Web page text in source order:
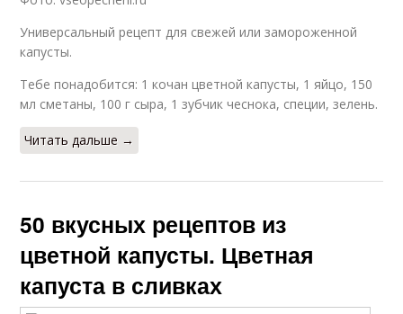
Универсальный рецепт для свежей или замороженной
капусты.
Тебе понадобится: 1 кочан цветной капусты, 1 яйцо, 150
мл сметаны, 100 г сыра, 1 зубчик чеснока, специи, зелень.
Читать дальше →
50 вкусных рецептов из
цветной капусты. Цветная
капуста в сливках